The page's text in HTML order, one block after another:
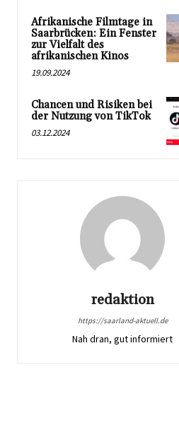
Afrikanische Filmtage in
Saarbrücken: Ein Fenster
zur Vielfalt des
afrikanischen Kinos
19.09.2024
Chancen und Risiken bei
der Nutzung von TikTok
03.12.2024
redaktion
https://saarland-aktuell.de
Nah dran, gut informiert